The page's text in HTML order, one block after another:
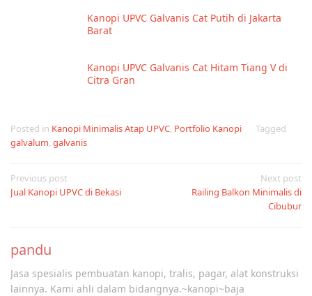
Kanopi UPVC Galvanis Cat Putih di Jakarta
Barat
Kanopi UPVC Galvanis Cat Hitam Tiang V di
Citra Gran
Posted in Kanopi Minimalis Atap UPVC, Portfolio Kanopi
Tagged
galvalum, galvanis
Post
navigation
Previous post
Jual Kanopi UPVC di Bekasi
Next post
Railing Balkon Minimalis di
Cibubur
pandu
Jasa spesialis pembuatan kanopi, tralis, pagar, alat konstruksi
lainnya. Kami ahli dalam bidangnya.~kanopi~baja